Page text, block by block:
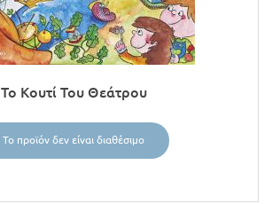
Το Κουτί Του Θεάτρου
Το προϊόν δεν είναι διαθέσιμο